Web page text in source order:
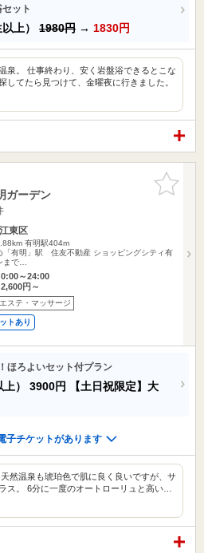
ット
上） 1980円 → 1830円
泉。 仕事終わり、安く岩盤浴できるとこな
してたら見つけて、金曜夜に行きました。
お気に入
りに追加
ガーデン
東区
有明駅404m
「有明」駅 住友不動産 ショッピングシティ有
まで…
～24:00
円～
エステ・マッサージ
トあり
ほろよいセット付プラン
） 3900円
【土日祝限定】大
子チケットがあります
然温泉も琥珀色で肌に良く良いですが、サ
ス。 6分に一度のオートローリュと高い…